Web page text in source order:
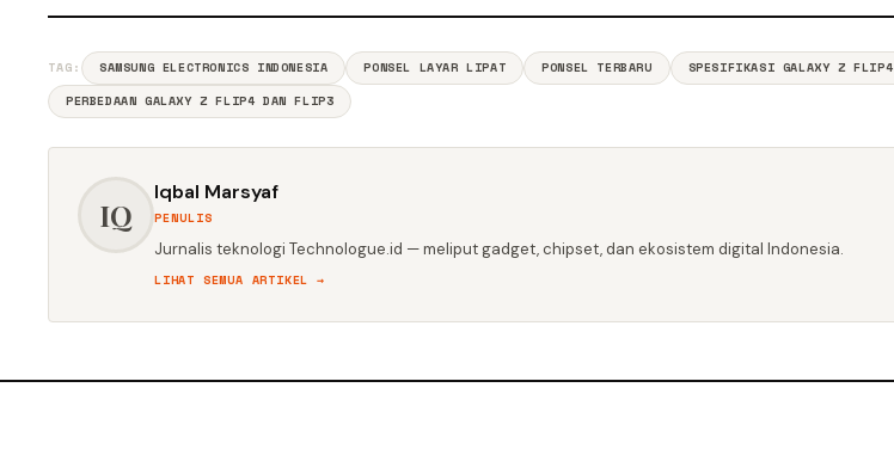
TAG: SAMSUNG ELECTRONICS INDONESIA PONSEL LAYAR LIPAT PONSEL TERBARU SPESIFIKASI GALAXY Z FLIP4
PERBEDAAN GALAXY Z FLIP4 DAN FLIP3
IQ
Iqbal Marsyaf
PENULIS
Jurnalis teknologi Technologue.id — meliput gadget, chipset, dan ekosistem digital Indonesia.
LIHAT SEMUA ARTIKEL →